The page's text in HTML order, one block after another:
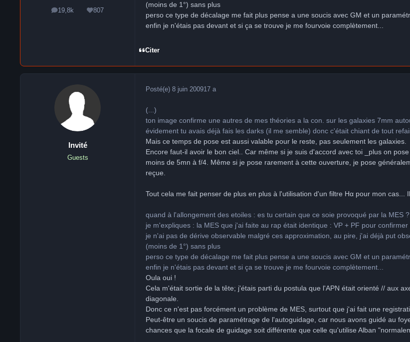
19,8k
messages807
Réputation
(moins de 1°) sans plus
perso ce type de décalage me fait plus pense a une soucis avec GM et un
enfin je n'étais pas devant et si ça se trouve je me fourvoie complètement...
Citer
Invité
Guests
Posté(e) 8 juin 200917 a
(...)
ton image confirme une autres de mes théories a la con. sur les galaxies 7mm
évidement tu avais déjà fais les darks (il me semble) donc c'était chiant de tout
Mais ce temps de pose est aussi valable pour le reste, pas seulement les galaxies.
Encore faut-il avoir le bon ciel.. Car même si je suis d'accord avec toi _plus on
moins de 5mn à f/4. Même si je pose rarement à cette ouverture, je pose
reçue.
Tout cela me fait penser de plus en plus à l'utilisation d'un filtre Hα pour mon cas...
quand à l'allongement des etoiles : es tu certain que ce soie provoqué par la MES ?
je m'expliques : la MES que j'ai faite au rap était identique : VP + PF pour
je n'ai pas de dérive observable malgré ces approximation, au pire, j'ai déjà put
(moins de 1°) sans plus
perso ce type de décalage me fait plus pense a une soucis avec GM et un
enfin je n'étais pas devant et si ça se trouve je me fourvoie complètement...
Oula oui !
Cela m'était sortie de la tête; j'étais parti du postula que l'APN était orienté // aux
diagonale.
Donc ce n'est pas forcément un problème de MES, surtout que j'ai fait une
Peut-être un soucis de paramétrage de l'autoguidage, car nous avons guidé au
chances que la focale de guidage soit différente que celle qu'utilise Alban